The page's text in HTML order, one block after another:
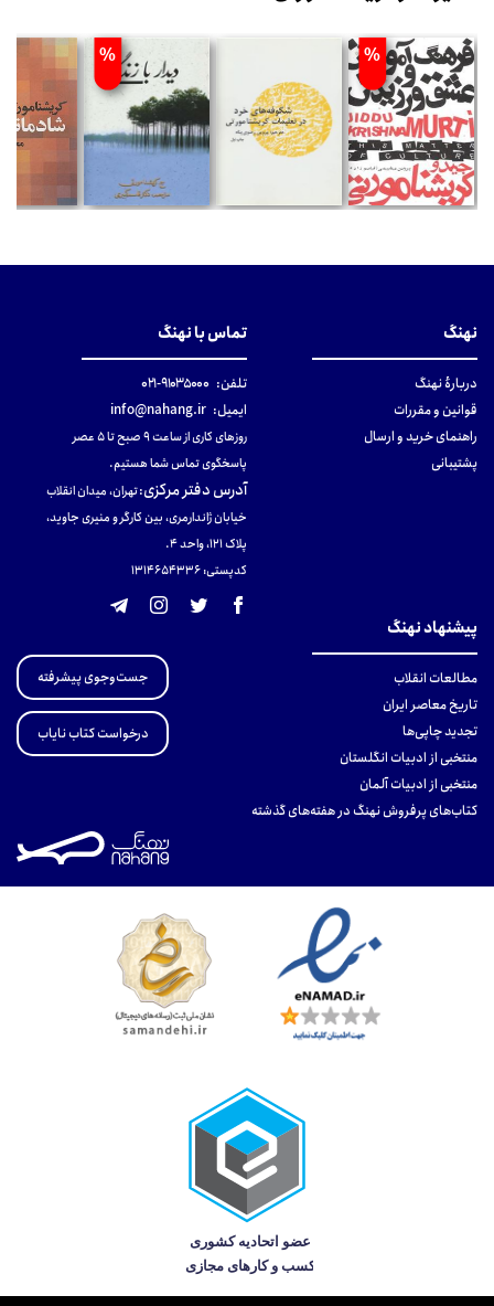
%
%
نهنگ
دربارهٔ نهنگ
قوانین و مقررات
راهنمای خرید و ارسال
پشتیبانی
تماس با نهنگ
تلفن: ۹۱۰۳۵۰۰۰-۰۲۱
ایمیل: info@nahang.ir
روزهای کاری از ساعت ۹ صبح تا ۵ عصر
پاسخگوی تماس شما هستیم.
آدرس دفتر مرکزی:تهران، میدان انقلاب
خیابان ژاندارمری، بین کارگر و منیری جاوید،
پلاک 121، واحد ۴.
کدپستی: 131465433۶
پیشنهاد نهنگ
مطالعات انقلاب
تاریخ معاصر ایران
تجدید چاپی‌ها
منتخبی از ادبیات انگلستان
منتخبی از ادبیات آلمان
کتاب‌های پرفروش نهنگ در هفته‌های گذشته
جست‌وجوی پیشرفته
درخواست کتاب نایاب